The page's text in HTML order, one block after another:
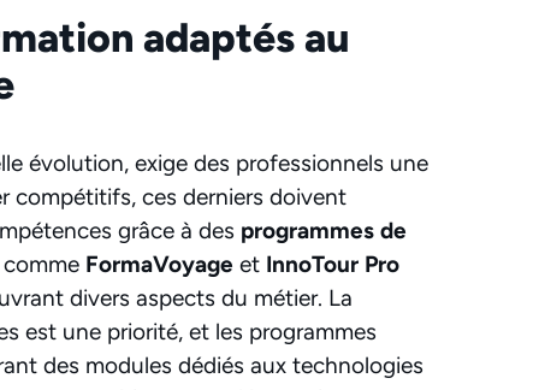
adaptés au
évolution, exige des professionnels une
compétitifs, ces derniers doivent
grâce à des programmes de
FormaVoyage et InnoTour Pro
divers aspects du métier. La
est une priorité, et les programmes
des modules dédiés aux technologies